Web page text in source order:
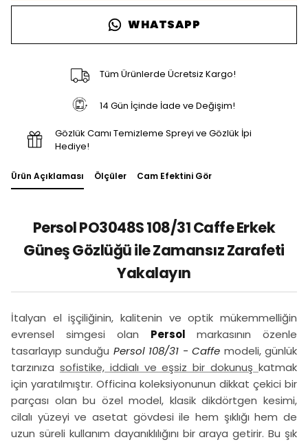
WHATSAPP
Tüm Ürünlerde Ücretsiz Kargo!
14 Gün İçinde İade ve Değişim!
Gözlük Camı Temizleme Spreyi ve Gözlük İpi
Hediye!
Ürün Açıklaması Ölçüler Cam Efektini Gör
Persol PO3048S 108/31 Caffe Erkek
Güneş Gözlüğü ile Zamansız Zarafeti
Yakalayın
İtalyan el işçiliğinin, kalitenin ve optik mükemmelliğin
evrensel simgesi olan Persol markasının özenle
tasarlayıp sunduğu Persol 108/31 - Caffe modeli, günlük
tarzınıza sofistike, iddialı ve eşsiz bir dokunuşkatmak
için yaratılmıştır. Officina koleksiyonunun dikkat çekici bir
parçası olan bu özel model, klasik dikdörtgen kesimi,
cilalı yüzeyi ve asetat gövdesi ile hem şıklığı hem de
uzun süreli kullanım dayanıklılığını bir araya getirir. Bu şık